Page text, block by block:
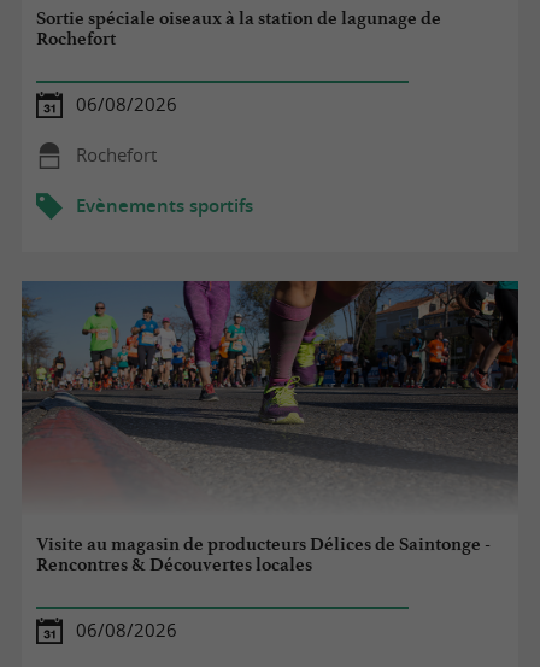
Sortie spéciale oiseaux à la station de lagunage de
Rochefort
06/08/2026
Rochefort
Evènements sportifs
Visite au magasin de producteurs Délices de Saintonge -
Rencontres & Découvertes locales
06/08/2026